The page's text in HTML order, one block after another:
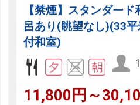
【禁煙】スタンダー
呂あり(眺望なし)(33
付和室)
11,800円～